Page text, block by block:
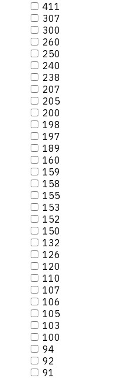
411
307
300
260
250
240
238
207
205
200
198
197
189
160
159
158
155
153
152
150
132
126
120
110
107
106
105
103
100
94
92
91